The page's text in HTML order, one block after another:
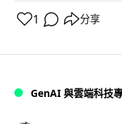
1 分享
GenAI 與雲端科技